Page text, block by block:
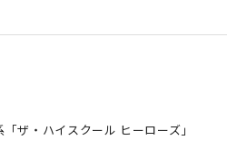
ザ・ハイスクール ヒーローズ」